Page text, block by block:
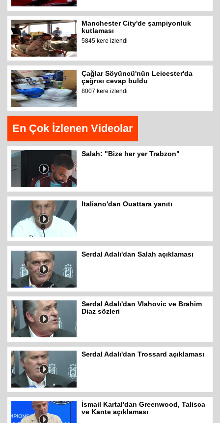
Manchester City'de şampiyonluk
kutlaması
5845 kere izlendi
Çağlar Söyüncü'nün Leicester'da
çağrısı cevap buldu
8007 kere izlendi
En Çok İzlenen Videolar
Salah: "Bize her yer Trabzon"
Italiano'dan Ouattara yanıtı
Serdal Adalı'dan Salah açıklaması
Serdal Adalı'dan Vlahovic ve Brahim
Diaz sözleri
Serdal Adalı'dan Trossard açıklaması
İsmail Kartal'dan Greenwood, Talisca
ve Kante açıklaması